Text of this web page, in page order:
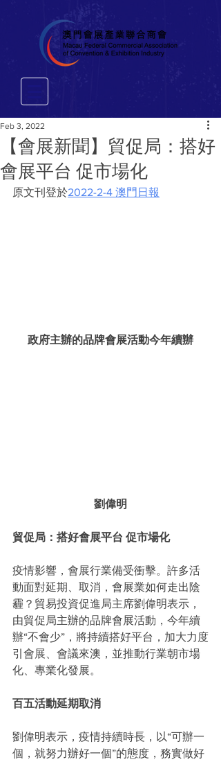
【會展新聞】貿促局：搭好
會展平台 促市場化
Feb 3, 2022
原文刊登於2022-2-4 澳門日報
政府主辦的品牌會展活動今年續辦
劉偉明
貿促局：搭好會展平台 促市場化
疫情影響，會展行業備受衝擊。許多活
動面對延期、取消，會展業如何走出陰
霾？貿易投資促進局主席劉偉明表示，
由貿促局主辦的品牌會展活動，今年續
辦“不會少”，將持續搭好平台，加大力度
引會展、會議來澳，並推動行業朝市場
化、專業化發展。
百五活動延期取消
劉偉明表示，疫情持續時長，以“可辦一
個，就努力辦好一個”的態度，務實做好